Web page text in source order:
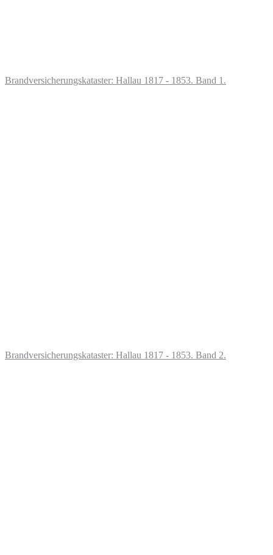
Brandversicherungskataster: Hallau 1817 - 1853. Band 1.
Brandversicherungskataster: Hallau 1817 - 1853. Band 2.